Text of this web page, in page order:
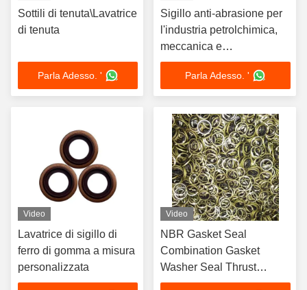
Sottili di tenuta\Lavatrice
di tenuta
Parla Adesso. '
Sigillo anti-abrasione per
l'industria petrolchimica,
meccanica e
automobilistica
Parla Adesso. '
Video
Lavatrice di sigillo di
ferro di gomma a misura
personalizzata
Video
NBR Gasket Seal
Combination Gasket
Washer Seal Thrust
Washer